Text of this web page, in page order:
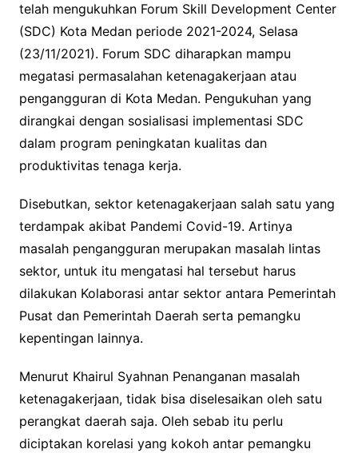
telah mengukuhkan Forum Skill Development Center
(SDC) Kota Medan periode 2021-2024, Selasa
(23/11/2021). Forum SDC diharapkan mampu
megatasi permasalahan ketenagakerjaan atau
pengangguran di Kota Medan. Pengukuhan yang
dirangkai dengan sosialisasi implementasi SDC
dalam program peningkatan kualitas dan
produktivitas tenaga kerja.
Disebutkan, sektor ketenagakerjaan salah satu yang
terdampak akibat Pandemi Covid-19. Artinya
masalah pengangguran merupakan masalah lintas
sektor, untuk itu mengatasi hal tersebut harus
dilakukan Kolaborasi antar sektor antara Pemerintah
Pusat dan Pemerintah Daerah serta pemangku
kepentingan lainnya.
Menurut Khairul Syahnan Penanganan masalah
ketenagakerjaan, tidak bisa diselesaikan oleh satu
perangkat daerah saja. Oleh sebab itu perlu
diciptakan korelasi yang kokoh antar pemangku